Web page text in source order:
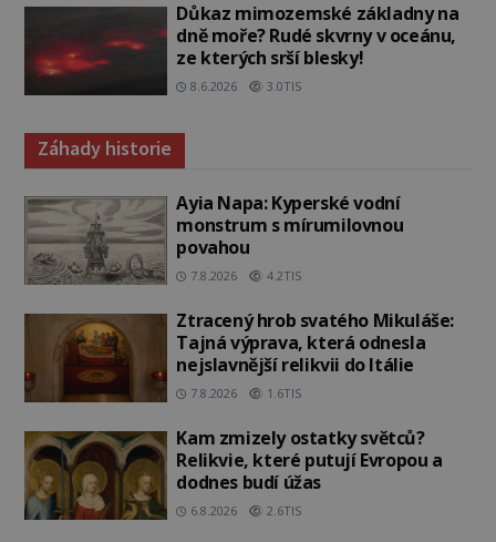
Důkaz mimozemské základny na
dně moře? Rudé skvrny v oceánu,
ze kterých srší blesky!
8.6.2026 3.0TIS
Záhady historie
Ayia Napa: Kyperské vodní
monstrum s mírumilovnou
povahou
7.8.2026 4.2TIS
Ztracený hrob svatého Mikuláše:
Tajná výprava, která odnesla
nejslavnější relikvii do Itálie
7.8.2026 1.6TIS
Kam zmizely ostatky světců?
Relikvie, které putují Evropou a
dodnes budí úžas
6.8.2026 2.6TIS